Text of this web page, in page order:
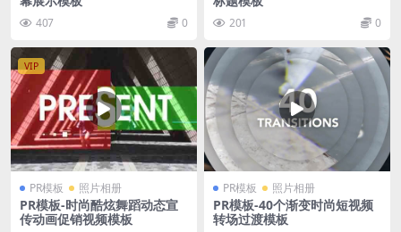
407 0 201 0
VIP
PR模板 照片相册
PR模板-时尚酷炫舞蹈动态宣
传动画促销视频模板
PR模板 照片相册
PR模板-40个渐变时尚短视频
转场过渡模板